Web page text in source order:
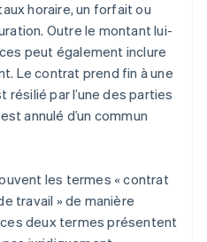
horaire, un forfait ou
Outre le montant lui-
peut également inclure
Le contrat prend fin à une
résilié par l’une des parties
annulé d’un commun
les termes « contrat
travail » de manière
deux termes présentent